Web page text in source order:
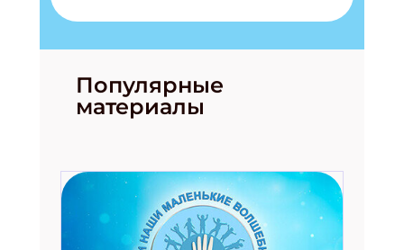
Популярные
материалы